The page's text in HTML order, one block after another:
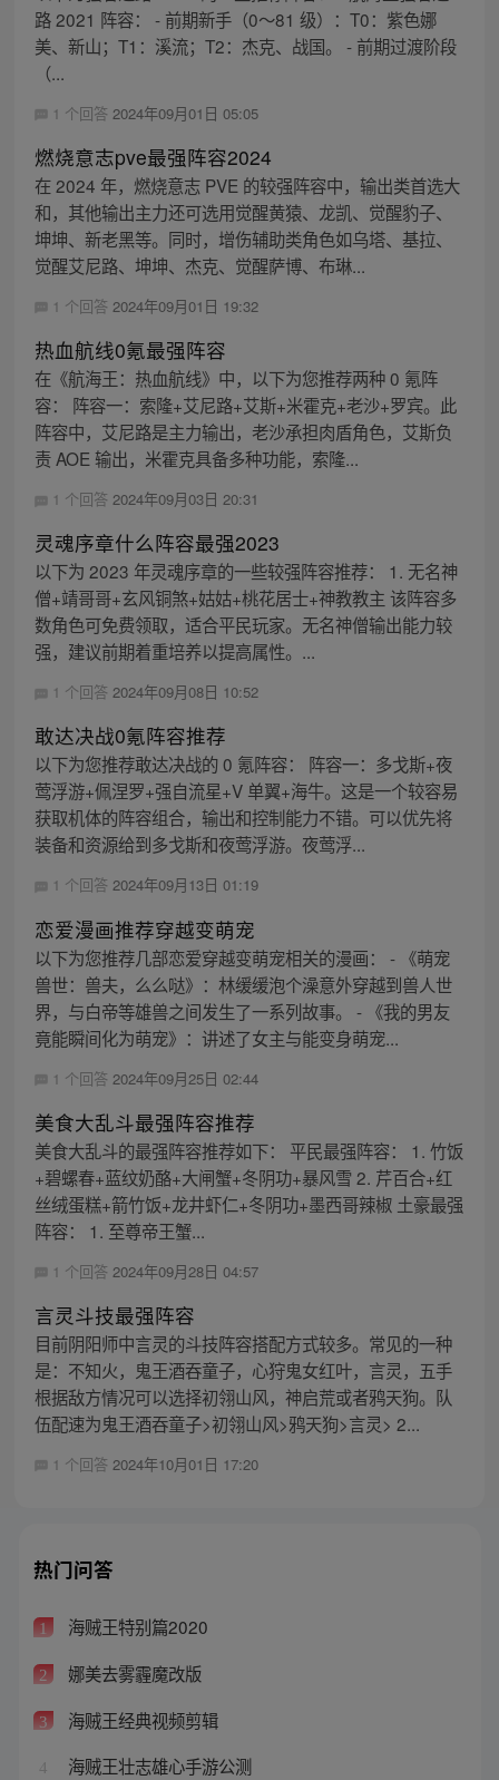
路 2021 阵容： - 前期新手（0～81 级）：T0：紫色娜
美、新山；T1：溪流；T2：杰克、战国。 - 前期过渡阶段
（...
1 个回答 2024年09月01日 05:05
燃烧意志pve最强阵容2024
在 2024 年，燃烧意志 PVE 的较强阵容中，输出类首选大
和，其他输出主力还可选用觉醒黄猿、龙凯、觉醒豹子、
坤坤、新老黑等。同时，增伤辅助类角色如乌塔、基拉、
觉醒艾尼路、坤坤、杰克、觉醒萨博、布琳...
1 个回答 2024年09月01日 19:32
热血航线0氪最强阵容
在《航海王：热血航线》中，以下为您推荐两种 0 氪阵
容： 阵容一：索隆+艾尼路+艾斯+米霍克+老沙+罗宾。此
阵容中，艾尼路是主力输出，老沙承担肉盾角色，艾斯负
责 AOE 输出，米霍克具备多种功能，索隆...
1 个回答 2024年09月03日 20:31
灵魂序章什么阵容最强2023
以下为 2023 年灵魂序章的一些较强阵容推荐： 1. 无名神
僧+靖哥哥+玄风铜煞+姑姑+桃花居士+神教教主 该阵容多
数角色可免费领取，适合平民玩家。无名神僧输出能力较
强，建议前期着重培养以提高属性。...
1 个回答 2024年09月08日 10:52
敢达决战0氪阵容推荐
以下为您推荐敢达决战的 0 氪阵容： 阵容一：多戈斯+夜
莺浮游+佩涅罗+强自流星+V 单翼+海牛。这是一个较容易
获取机体的阵容组合，输出和控制能力不错。可以优先将
装备和资源给到多戈斯和夜莺浮游。夜莺浮...
1 个回答 2024年09月13日 01:19
恋爱漫画推荐穿越变萌宠
以下为您推荐几部恋爱穿越变萌宠相关的漫画： - 《萌宠
兽世：兽夫，么么哒》：林缓缓泡个澡意外穿越到兽人世
界，与白帝等雄兽之间发生了一系列故事。 - 《我的男友
竟能瞬间化为萌宠》：讲述了女主与能变身萌宠...
1 个回答 2024年09月25日 02:44
美食大乱斗最强阵容推荐
美食大乱斗的最强阵容推荐如下： 平民最强阵容： 1. 竹饭
+碧螺春+蓝纹奶酪+大闸蟹+冬阴功+暴风雪 2. 芹百合+红
丝绒蛋糕+箭竹饭+龙井虾仁+冬阴功+墨西哥辣椒 土豪最强
阵容： 1. 至尊帝王蟹...
1 个回答 2024年09月28日 04:57
言灵斗技最强阵容
目前阴阳师中言灵的斗技阵容搭配方式较多。常见的一种
是：不知火，鬼王酒吞童子，心狩鬼女红叶，言灵，五手
根据敌方情况可以选择初翎山风，神启荒或者鸦天狗。队
伍配速为鬼王酒吞童子>初翎山风>鸦天狗>言灵> 2...
1 个回答 2024年10月01日 17:20
热门问答
1 海贼王特别篇2020
2 娜美去雾霾魔改版
3 海贼王经典视频剪辑
4 海贼王壮志雄心手游公测